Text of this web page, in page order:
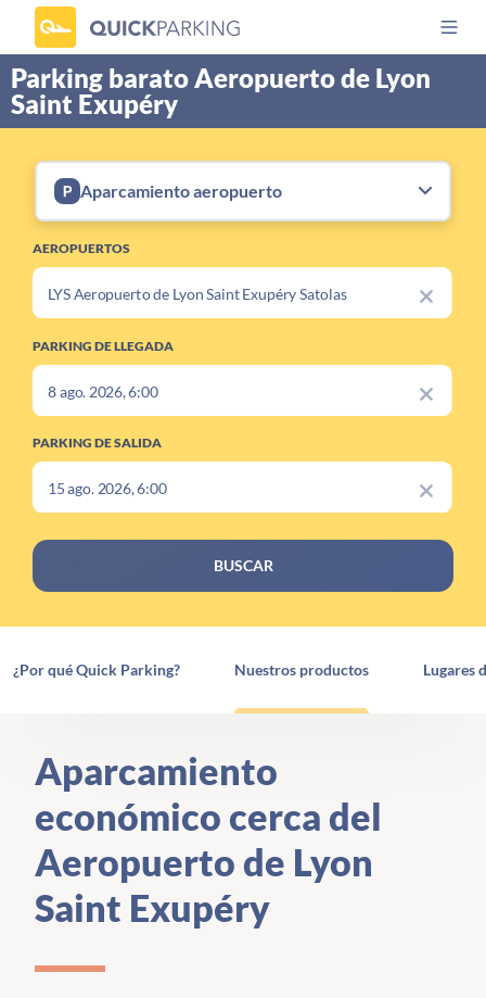
Parking barato Aeropuerto de Lyon
Saint Exupéry
Aparcamiento aeropuerto
AEROPUERTOS
PARKING DE LLEGADA
PARKING DE SALIDA
BUSCAR
¿Por qué Quick Parking? Nuestros productos Lugares
Aparcamiento
económico cerca del
Aeropuerto de Lyon
Saint Exupéry